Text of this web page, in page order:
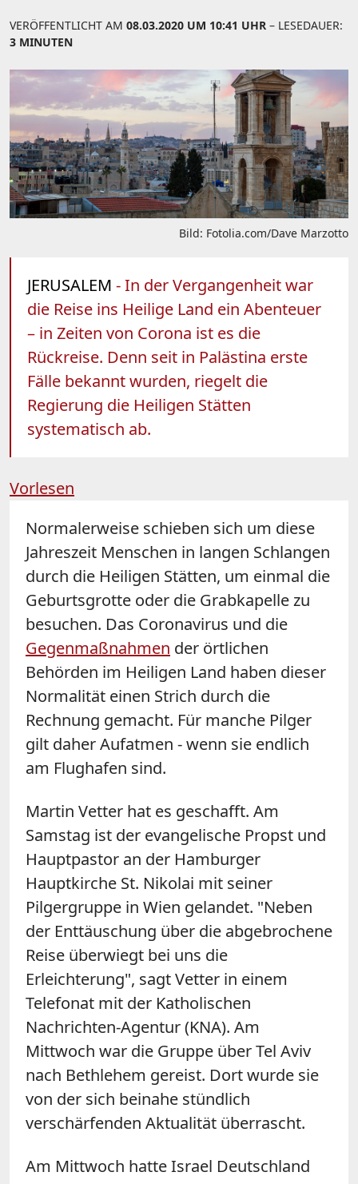
VERÖFFENTLICHT AM 08.03.2020 UM 10:41 UHR – LESEDAUER:
3 MINUTEN
Bild: Fotolia.com/Dave Marzotto
JERUSALEM - In der Vergangenheit war
die Reise ins Heilige Land ein Abenteuer
– in Zeiten von Corona ist es die
Rückreise. Denn seit in Palästina erste
Fälle bekannt wurden, riegelt die
Regierung die Heiligen Stätten
systematisch ab.
Vorlesen
Normalerweise schieben sich um diese
Jahreszeit Menschen in langen Schlangen
durch die Heiligen Stätten, um einmal die
Geburtsgrotte oder die Grabkapelle zu
besuchen. Das Coronavirus und die
Gegenmaßnahmen der örtlichen
Behörden im Heiligen Land haben dieser
Normalität einen Strich durch die
Rechnung gemacht. Für manche Pilger
gilt daher Aufatmen - wenn sie endlich
am Flughafen sind.
Martin Vetter hat es geschafft. Am
Samstag ist der evangelische Propst und
Hauptpastor an der Hamburger
Hauptkirche St. Nikolai mit seiner
Pilgergruppe in Wien gelandet. "Neben
der Enttäuschung über die abgebrochene
Reise überwiegt bei uns die
Erleichterung", sagt Vetter in einem
Telefonat mit der Katholischen
Nachrichten-Agentur (KNA). Am
Mittwoch war die Gruppe über Tel Aviv
nach Bethlehem gereist. Dort wurde sie
von der sich beinahe stündlich
verschärfenden Aktualität überrascht.
Am Mittwoch hatte Israel Deutschland